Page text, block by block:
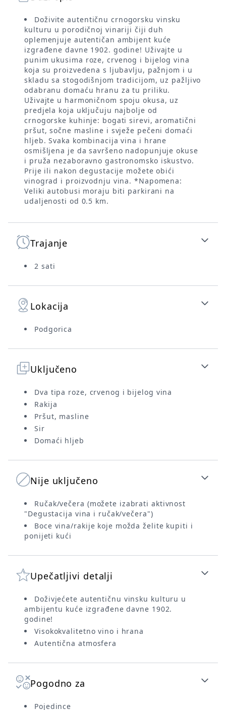
Doživite autentičnu crnogorsku vinsku
kulturu u porodičnoj vinariji čiji duh
oplemenjuje autentičan ambijent kuće
izgrađene davne 1902. godine! Uživajte u
punim ukusima roze, crvenog i bijelog vina
koja su proizvedena s ljubavlju, pažnjom i u
skladu sa stogodišnjom tradicijom, uz pažljivo
odabranu domaću hranu za tu priliku.
Uživajte u harmoničnom spoju okusa, uz
predjela koja uključuju najbolje od
crnogorske kuhinje: bogati sirevi, aromatični
pršut, sočne masline i svježe pečeni domaći
hljeb. Svaka kombinacija vina i hrane
osmišljena je da savršeno nadopunjuje okuse
i pruža nezaboravno gastronomsko iskustvo.
Prije ili nakon degustacije možete obići
vinograd i proizvodnju vina. *Napomena:
Veliki autobusi moraju biti parkirani na
udaljenosti od 0.5 km.
Trajanje
2 sati
Lokacija
Podgorica
Uključeno
Dva tipa roze, crvenog i bijelog vina
Rakija
Pršut, masline
Sir
Domaći hljeb
Nije uključeno
Ručak/večera (možete izabrati aktivnost
"Degustacija vina i ručak/večera")
Boce vina/rakije koje možda želite kupiti i
ponijeti kući
Upečatljivi detalji
Doživjećete autentičnu vinsku kulturu u
ambijentu kuće izgrađene davne 1902.
godine!
Visokokvalitetno vino i hrana
Autentična atmosfera
Pogodno za
Pojedince